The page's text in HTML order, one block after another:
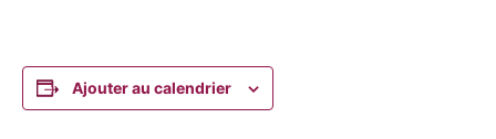
Ajouter au calendrier